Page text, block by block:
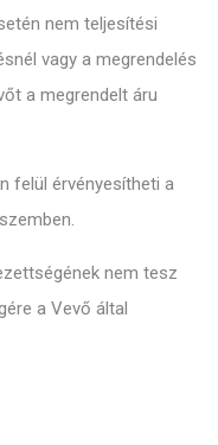
nem teljesítési
vagy a megrendelés
a megrendelt áru
felül érvényesítheti a
nem tesz
a Vevő által